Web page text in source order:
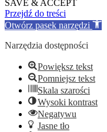
SAVE & ACCEPT
Przejdź do treści
Otwórz pasek narzędzi
Narzędzia dostępności
Powiększ tekst
Pomniejsz tekst
Skala szarości
Wysoki kontrast
Negatywu
Jasne tło